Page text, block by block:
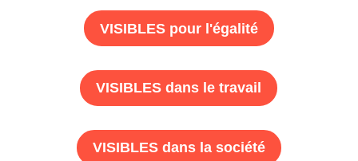
VISIBLES pour l'égalité
VISIBLES dans le travail
VISIBLES dans la société